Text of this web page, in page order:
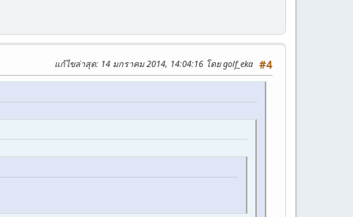
#4
แก้ไขล่าสุด: 14 มกราคม 2014, 14:04:16 โดย golf_eka